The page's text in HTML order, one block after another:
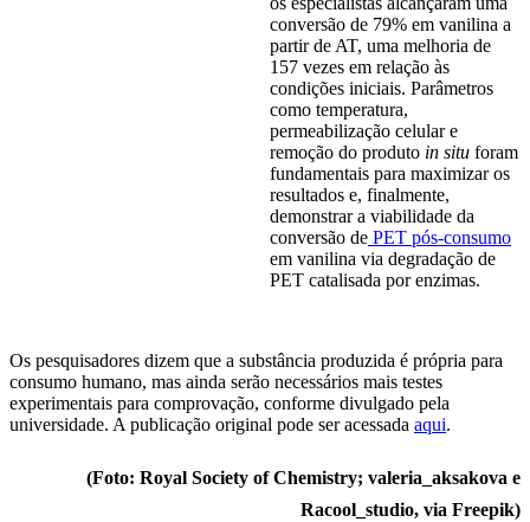
conversão de 79% em vanilina a
partir de AT, uma melhoria de
157 vezes em relação às
condições iniciais. Parâmetros
como temperatura,
permeabilização celular e
remoção do produto in situ foram
fundamentais para maximizar os
resultados e, finalmente,
demonstrar a viabilidade da
conversão de PET pós-consumo
em vanilina via degradação de
PET catalisada por enzimas.
Os pesquisadores dizem que a substância produzida é própria para
consumo humano, mas ainda serão necessários mais testes
experimentais para comprovação, conforme divulgado pela
universidade. A publicação original pode ser acessada aqui.
(Foto: Royal Society of Chemistry; valeria_aksakova e
Racool_studio, via Freepik)